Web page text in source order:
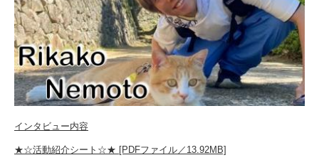
インタビュー内容
★☆活動紹介シート☆★ [PDFファイル／13.92MB]